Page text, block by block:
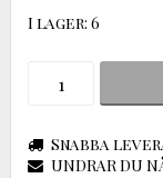
I lager: 6
Snabba
UNDRAR DU